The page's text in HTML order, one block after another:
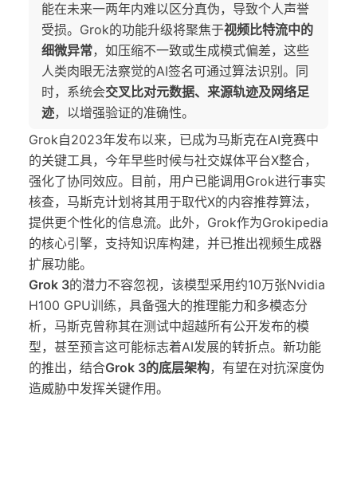
能在未来一两年内难以区分真伪，导致个人声誉
受损。Grok的功能升级将聚焦于视频比特流中的
细微异常，如压缩不一致或生成模式偏差，这些
人类肉眼无法察觉的AI签名可通过算法识别。同
时，系统会交叉比对元数据、来源轨迹及网络足
迹，以增强验证的准确性。
Grok自2023年发布以来，已成为马斯克在AI竞赛中
的关键工具，今年早些时候与社交媒体平台X整合，
强化了协同效应。目前，用户已能调用Grok进行事实
核查，马斯克计划将其用于取代X的内容推荐算法，
提供更个性化的信息流。此外，Grok作为Grokipedia
的核心引擎，支持知识库构建，并已推出视频生成器
扩展功能。
Grok 3的潜力不容忽视，该模型采用约10万张Nvidia
H100 GPU训练，具备强大的推理能力和多模态分
析，马斯克曾称其在测试中超越所有公开发布的模
型，甚至预言这可能标志着AI发展的转折点。新功能
的推出，结合Grok 3的底层架构，有望在对抗深度伪
造威胁中发挥关键作用。